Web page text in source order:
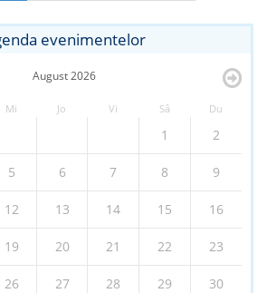
evenimentelor
August2026
Mi Jo Vi Sâ Du
1 2
5 6 7 8 9
12 13 14 15 16
19 20 21 22 23
26 27 28 29 30